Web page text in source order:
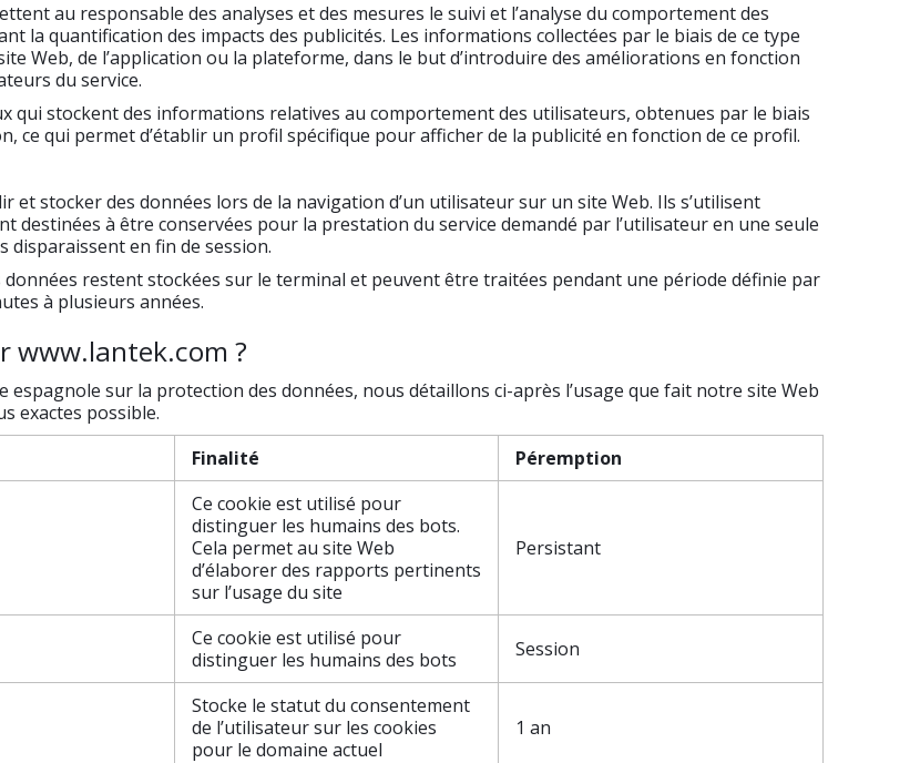
au responsable des analyses et des mesures le suivi et l’analyse du comportement des
la quantification des impacts des publicités. Les informations collectées par le biais de ce type
Web, de l’application ou la plateforme, dans le but d’introduire des améliorations en fonction
du service.
qui stockent des informations relatives au comportement des utilisateurs, obtenues par le biais
ce qui permet d’établir un profil spécifique pour afficher de la publicité en fonction de ce profil.
et stocker des données lors de la navigation d’un utilisateur sur un site Web. Ils s’utilisent
à être conservées pour la prestation du service demandé par l’utilisateur en une seule
disparaissent en fin de session.
données restent stockées sur le terminal et peuvent être traitées pendant une période définie par
à plusieurs années.
www.lantek.com ?
espagnole sur la protection des données, nous détaillons ci-après l’usage que fait notre site Web
exactes possible.
Finalité Péremption
Ce cookie est utilisé pour
distinguer les humains des bots.
Cela permet au site Web
d’élaborer des rapports pertinents
sur l’usage du site
Persistant
Ce cookie est utilisé pour
distinguer les humains des bots
Session
Stocke le statut du consentement
de l’utilisateur sur les cookies
pour le domaine actuel
1 an